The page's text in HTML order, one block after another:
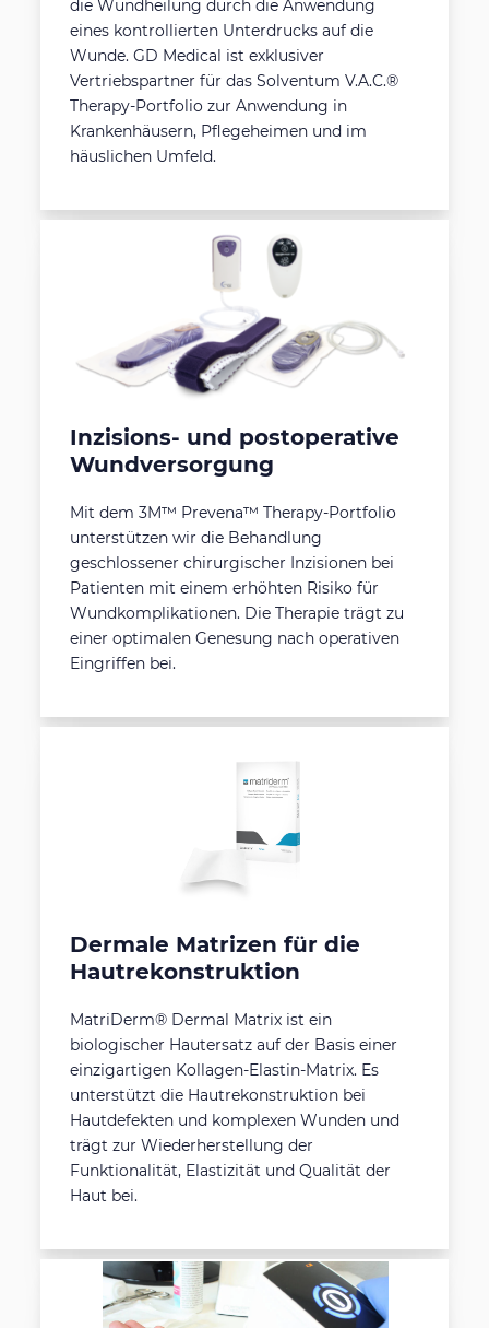
die Wundheilung durch die Anwendung
eines kontrollierten Unterdrucks auf die
Wunde. GD Medical ist exklusiver
Vertriebspartner für das Solventum V.A.C.®
Therapy-Portfolio zur Anwendung in
Krankenhäusern, Pflegeheimen und im
häuslichen Umfeld.
Inzisions- und postoperative
Wundversorgung
Mit dem 3M™ Prevena™ Therapy-Portfolio
unterstützen wir die Behandlung
geschlossener chirurgischer Inzisionen bei
Patienten mit einem erhöhten Risiko für
Wundkomplikationen. Die Therapie trägt zu
einer optimalen Genesung nach operativen
Eingriffen bei.
Dermale Matrizen für die
Hautrekonstruktion
MatriDerm® Dermal Matrix ist ein
biologischer Hautersatz auf der Basis einer
einzigartigen Kollagen-Elastin-Matrix. Es
unterstützt die Hautrekonstruktion bei
Hautdefekten und komplexen Wunden und
trägt zur Wiederherstellung der
Funktionalität, Elastizität und Qualität der
Haut bei.